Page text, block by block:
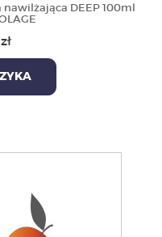
nawilżająca DEEP 100ml